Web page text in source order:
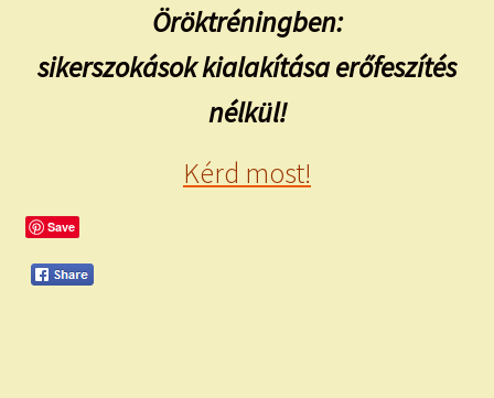
Öröktréningben:
sikerszokások kialakítása erőfeszítés
nélkül!
Kérd most!
Save